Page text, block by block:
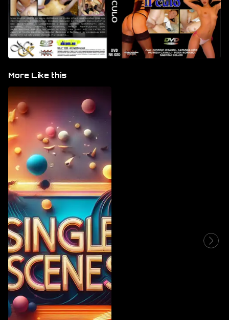
More Like this